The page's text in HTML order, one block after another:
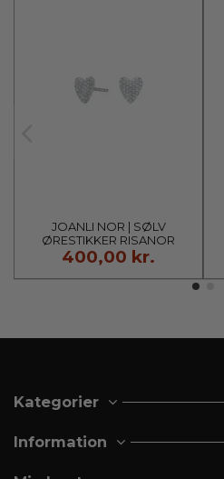
JOANLI NOR | SØLV
ØRESTIKKER RISANOR
400,00 kr.
Kategorier
Information